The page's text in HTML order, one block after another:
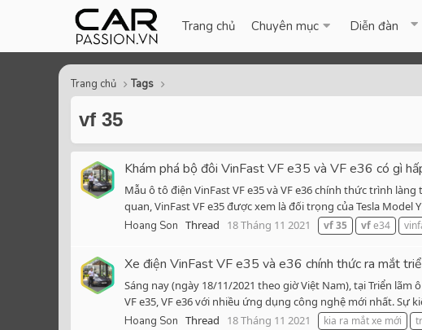
Trang chủ Chuyên mục Diễn đàn
Trang chủ Tags
vf 35
Khám phá bộ đôi VinFast VF e35 và VF e36 có gì
Mẫu ô tô điện VinFast VF e35 và VF e36 chính thức trình
quan, VinFast VF e35 được xem là đối trọng của Tesla
Hoang Son Thread 18 Tháng 11 2021 vf35 vfe34
Xe điện VinFast VF e35 và e36 chính thức ra mắt
Sáng nay (ngày 18/11/2021 theo giờ Việt Nam), tại Triển
VF e35, VF e36 với nhiều ứng dụng công nghệ mới nhất. Sự
Hoang Son Thread 18 Tháng 11 2021 kia ra mắt xe mới